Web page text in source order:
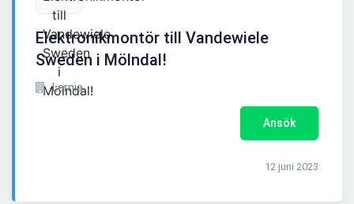
Elektronikmontör till Vandewiele
Sweden i Mölndal!
Lernia
Ansök
12 juni 2023